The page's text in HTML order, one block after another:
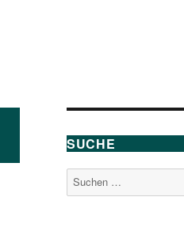
SUCHE
Suchen